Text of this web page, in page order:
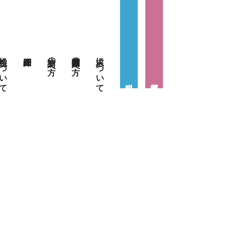
いて 初診の方へ 医療関係者の方へ 求人について